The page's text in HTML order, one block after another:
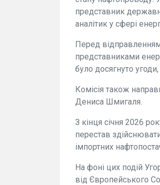
представник
аналітик у сфері
Перед
представниками
було досягнуто
Комісія також
Дениса Шмигаля.
З кінця січня 2026
перестав
імпортних
На фоні цих подій
від Європейського